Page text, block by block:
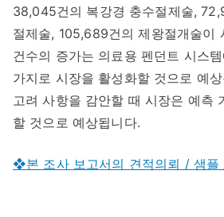
38,045건의 복강경 충수절제술,
절제술, 105,689건의 제왕절개술이
건수의 증가는 의료용 펜던트 시스
가지로 시장을 활성화할 것으로 예
고려 사항을 감안할 때 시장은 예측
할 것으로 예상됩니다.
❖본 조사 보고서의 견적의뢰 / 샘